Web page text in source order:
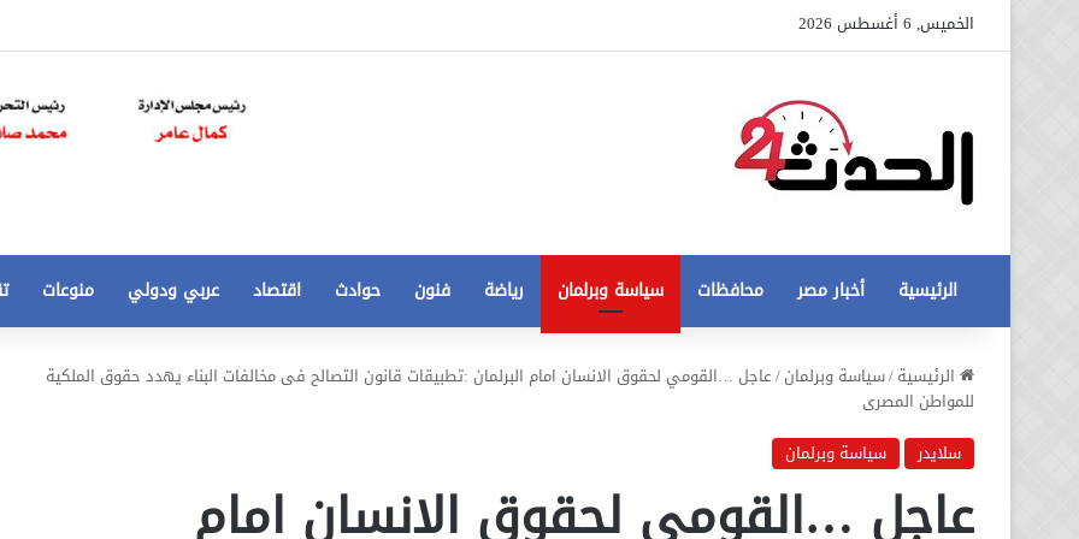
الخميس, 6 أغسطس 2026
الرئيسية أخبار مصر محافظات سياسة وبرلمان رياضة فنون حوادث اقتصاد عربي ودولي منوعات
الرئيسية/سياسة وبرلمان/عاجل …القومي لحقوق الانسان امام البرلمان :تطبيقات قانون التصالح فى مخالفات البناء يهدد حقوق الملكية
للمواطن المصرى
سلايدر
سياسة وبرلمان
عاجل …القومي لحقوق الانسان امام
عاجل
في
أزمة
مخالفات
البناءعاجل تطورات جديدة في أزمة مخالفات
تخفيض
الي
50